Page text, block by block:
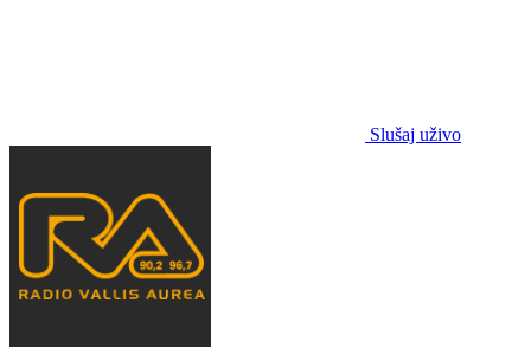
Slušaj uživo